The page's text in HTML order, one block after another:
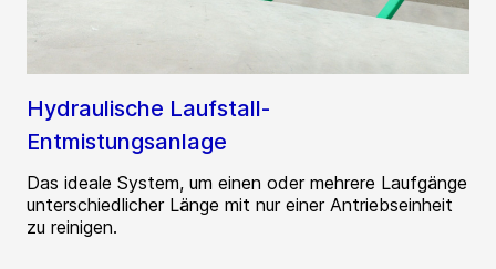
Hydraulische Laufstall-
Entmistungsanlage
Das ideale System, um einen oder mehrere Laufgänge
unterschiedlicher Länge mit nur einer Antriebseinheit
zu reinigen.